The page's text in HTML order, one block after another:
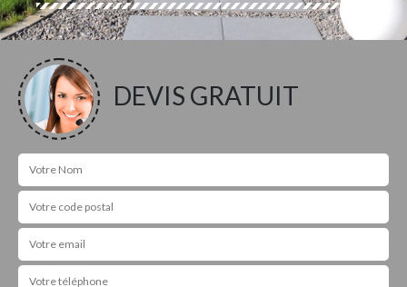
DEVIS GRATUIT